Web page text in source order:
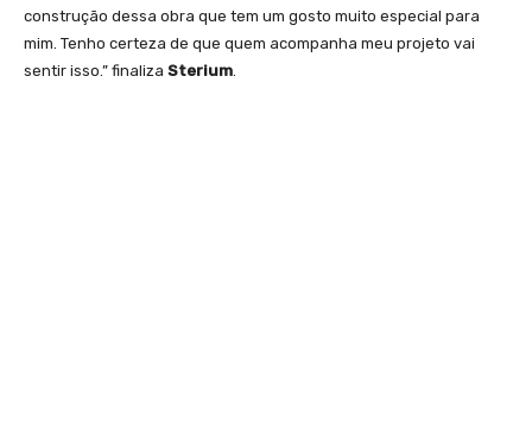
construção dessa obra que tem um gosto muito especial para
mim. Tenho certeza de que quem acompanha meu projeto vai
sentir isso.” finaliza Sterium.